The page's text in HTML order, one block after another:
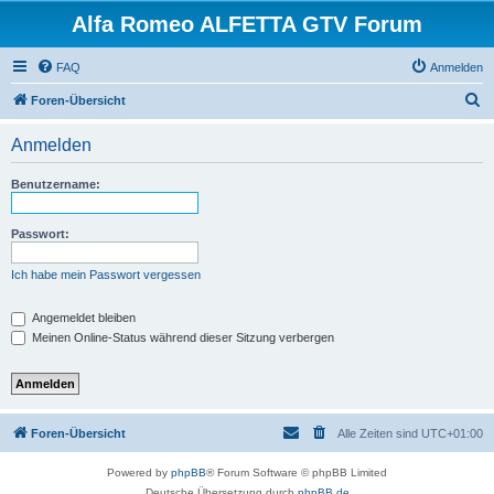
Alfa Romeo ALFETTA GTV Forum
FAQ Anmelden
Foren-Übersicht
Anmelden
Benutzername:
Passwort:
Ich habe mein Passwort vergessen
Angemeldet bleiben
Meinen Online-Status während dieser Sitzung verbergen
Foren-Übersicht Alle Zeiten sind UTC+01:00
Powered by phpBB® Forum Software © phpBB Limited